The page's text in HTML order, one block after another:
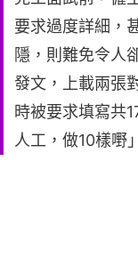
要求過度詳細，
隱，則難免令人
發文，上載兩張
時被要求填寫共
人工，做10樣嘢